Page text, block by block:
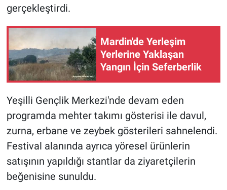
gerçekleştirdi.
Mardin'de Yerleşim
Yerlerine Yaklaşan
Yangın İçin Seferberlik
Yeşilli Gençlik Merkezi'nde devam eden
programda mehter takımı gösterisi ile davul,
zurna, erbane ve zeybek gösterileri sahnelendi.
Festival alanında ayrıca yöresel ürünlerin
satışının yapıldığı stantlar da ziyaretçilerin
beğenisine sunuldu.